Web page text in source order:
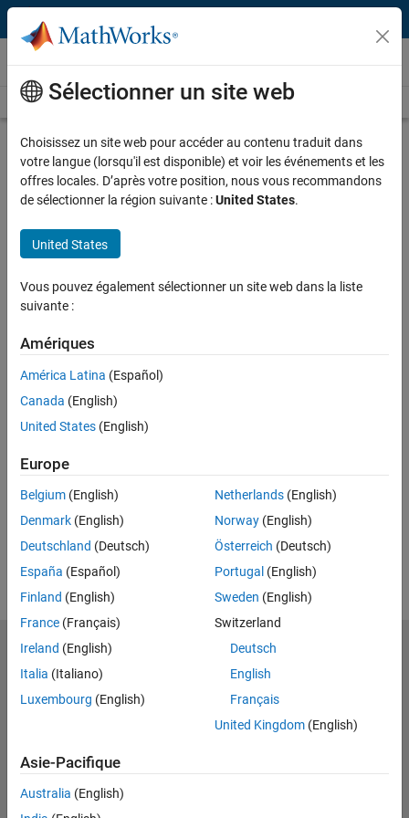
Passer au contenu
Vidéos
Videos Home Search
Play
Description
Published: 3 Apr 2024
Feedback
RELATED VIDEOS
View more related videos
Sélectionner un site web
Choisissez un site web pour accéder au contenu traduit dans
votre langue (lorsqu'il est disponible) et voir les événements et les
offres locales. D’après votre position, nous vous recommandons
de sélectionner la région suivante :United States.
United States
Vous pouvez également sélectionner un site web dans la liste
suivante :
Amériques
América Latina (Español)
Canada (English)
United States (English)
Europe
Belgium (English)
Denmark (English)
Deutschland (Deutsch)
España (Español)
Finland (English)
France (Français)
Ireland (English)
Italia (Italiano)
Luxembourg (English)
Netherlands(English)
Norway(English)
Österreich (Deutsch)
Portugal (English)
Sweden (English)
Switzerland
Deutsch
English
Français
United Kingdom(English)
Asie-Pacifique
Australia (English)
MathWorks
Accelerating the pace of engineering and science
Découvrir les produits